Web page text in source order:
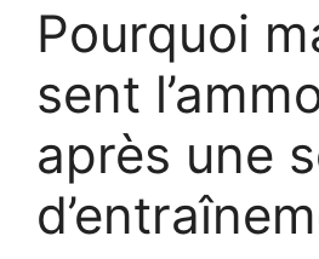
Pourquoi
sent
après une